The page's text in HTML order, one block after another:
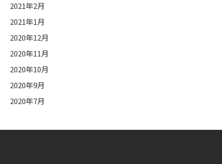
2021年2月
2021年1月
2020年12月
2020年11月
2020年10月
2020年9月
2020年7月